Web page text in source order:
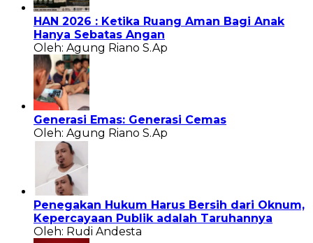
HAN 2026 : Ketika Ruang Aman Bagi Anak
Hanya Sebatas Angan
Oleh: Agung Riano S.Ap
Generasi Emas: Generasi Cemas
Oleh: Agung Riano S.Ap
Penegakan Hukum Harus Bersih dari Oknum,
Kepercayaan Publik adalah Taruhannya
Oleh: Rudi Andesta